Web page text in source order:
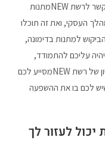
המתנות שלכם באופן עצמאי לחלוטין ללא שום קשר לרשת NEWמתנות
העסקי, ואת זה תוכלו
למתנות בדימונה,
עליכם להתמודד,
והיכולות שאתם עצמכם מביאים אל השולחן. זיכיון של רשת NEWמסייע לכם
לכם בו את ההשפעה
לעזור לך